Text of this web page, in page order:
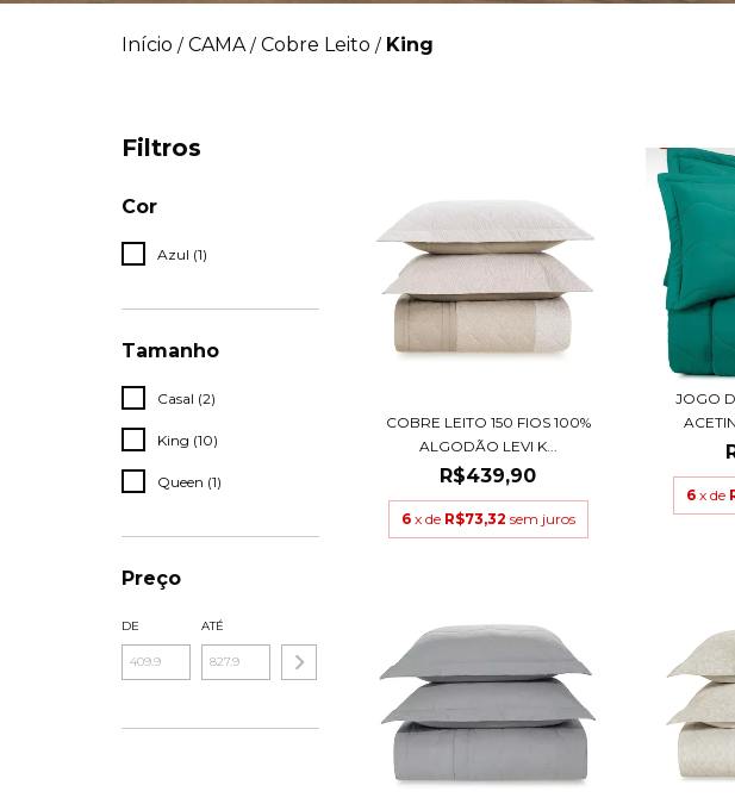
Início / CAMA / Cobre Leito / King
Filtros
Cor
Azul (1)
Tamanho
Casal (2)
King (10)
Queen (1)
Preço
DE ATÉ
COBRE LEITO 150 FIOS 100%
ALGODÃO LEVI K...
R$439,90
6 x de R$73,32 sem juros
JOGO
6 x de